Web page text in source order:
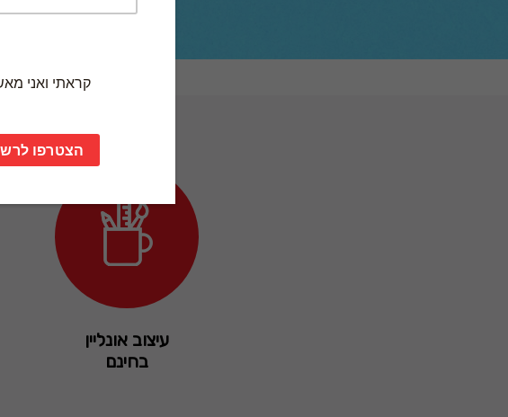
עיצוב אונליין
בחינם